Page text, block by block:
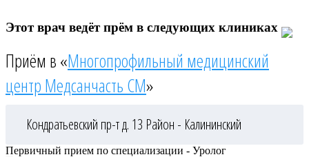
Этот врач ведёт прём в следующих клиниках
Приём в «Многопрофильный медицинский
центр Медсанчасть СМ»
Кондратьевский пр-т д. 13 Район - Калининский
Первичный прием по специализации - Уролог